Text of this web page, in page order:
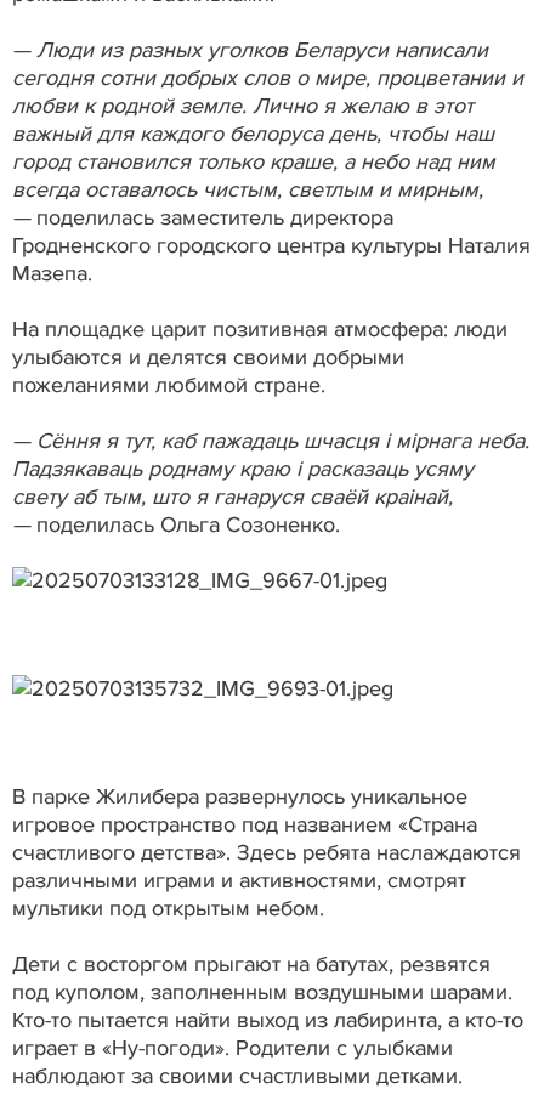
— Люди из разных уголков Беларуси написали
сегодня сотни добрых слов о мире, процветании и
любви к родной земле. Лично я желаю в этот
важный для каждого белоруса день, чтобы наш
город становился только краше, а небо над ним
всегда оставалось чистым, светлым и мирным,
—поделилась заместитель директора
Гродненского городского центра культуры Наталия
Мазепа.
На площадке царит позитивная атмосфера: люди
улыбаются и делятся своими добрыми
пожеланиями любимой стране.
— Сёння я тут, каб пажадаць шчасця і мірнага неба.
Падзякаваць роднаму краю і расказаць усяму
свету аб тым, што я ганаруся сваёй краінай,
—поделилась Ольга Созоненко.
В парке Жилибера развернулось уникальное
игровое пространство под названием «Страна
счастливого детства». Здесь ребята наслаждаются
различными играми и активностями, смотрят
мультики под открытым небом.
Дети с восторгом прыгают на батутах, резвятся
под куполом, заполненным воздушными шарами.
Кто-то пытается найти выход из лабиринта, а кто-то
играет в «Ну-погоди». Родители с улыбками
наблюдают за своими счастливыми детками.